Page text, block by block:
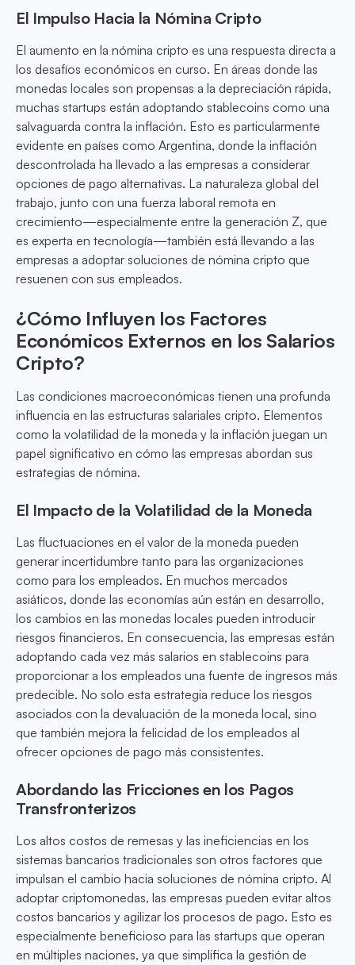
El Impulso Hacia la Nómina Cripto
El aumento en la nómina cripto es una respuesta directa a
los desafíos económicos en curso. En áreas donde las
monedas locales son propensas a la depreciación rápida,
muchas startups están adoptando stablecoins como una
salvaguarda contra la inflación. Esto es particularmente
evidente en países como Argentina, donde la inflación
descontrolada ha llevado a las empresas a considerar
opciones de pago alternativas. La naturaleza global del
trabajo, junto con una fuerza laboral remota en
crecimiento—especialmente entre la generación Z, que
es experta en tecnología—también está llevando a las
empresas a adoptar soluciones de nómina cripto que
resuenen con sus empleados.
¿Cómo Influyen los Factores
Económicos Externos en los Salarios
Cripto?
Las condiciones macroeconómicas tienen una profunda
influencia en las estructuras salariales cripto. Elementos
como la volatilidad de la moneda y la inflación juegan un
papel significativo en cómo las empresas abordan sus
estrategias de nómina.
El Impacto de la Volatilidad de la Moneda
Las fluctuaciones en el valor de la moneda pueden
generar incertidumbre tanto para las organizaciones
como para los empleados. En muchos mercados
asiáticos, donde las economías aún están en desarrollo,
los cambios en las monedas locales pueden introducir
riesgos financieros. En consecuencia, las empresas están
adoptando cada vez más salarios en stablecoins para
proporcionar a los empleados una fuente de ingresos más
predecible. No solo esta estrategia reduce los riesgos
asociados con la devaluación de la moneda local, sino
que también mejora la felicidad de los empleados al
ofrecer opciones de pago más consistentes.
Abordando las Fricciones en los Pagos
Transfronterizos
Los altos costos de remesas y las ineficiencias en los
sistemas bancarios tradicionales son otros factores que
impulsan el cambio hacia soluciones de nómina cripto. Al
adoptar criptomonedas, las empresas pueden evitar altos
costos bancarios y agilizar los procesos de pago. Esto es
especialmente beneficioso para las startups que operan
en múltiples naciones, ya que simplifica la gestión de